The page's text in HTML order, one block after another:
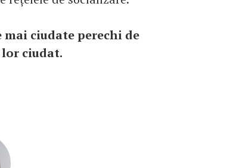
ciudate perechi de
ciudat.